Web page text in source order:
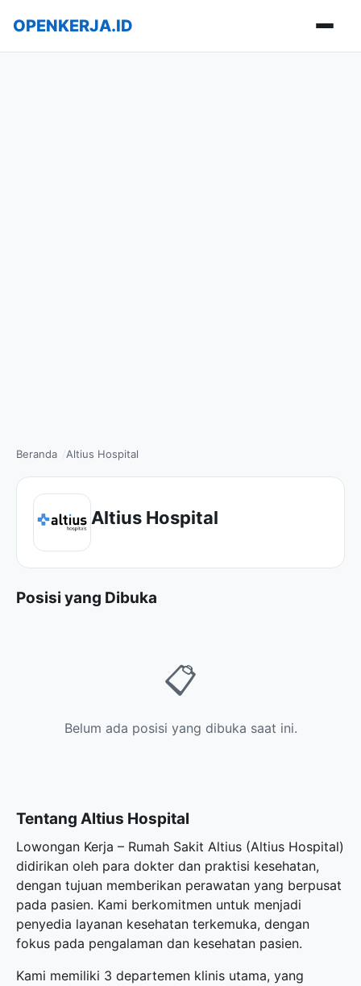
OPENKERJA.ID
Beranda Altius Hospital
Altius Hospital
Posisi yang Dibuka
📋
Belum ada posisi yang dibuka saat ini.
Tentang Altius Hospital
Lowongan Kerja – Rumah Sakit Altius (Altius Hospital)
didirikan oleh para dokter dan praktisi kesehatan,
dengan tujuan memberikan perawatan yang berpusat
pada pasien. Kami berkomitmen untuk menjadi
penyedia layanan kesehatan terkemuka, dengan
fokus pada pengalaman dan kesehatan pasien.
Kami memiliki 3 departemen klinis utama, yang